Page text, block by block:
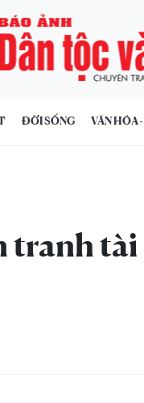
ĐỜI SỐNG VĂN HÓA
tranh tài